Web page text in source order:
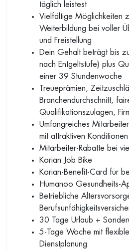
täglich leistest
Vielfältige Möglichkeiten
Weiterbildung bei voller
und Freistellung
Dein Gehalt beträgt bis
nach Entgeltstufe) plus
einer 39 Stundenwoche
Treueprämien,
Branchendurchschnitt,
Qualifikationszulagen,
Umfangreiches
mit attraktiven Konditionen
Mitarbeiter-Rabatte bei
Korian Job Bike
Korian-Benefit-Card für
Humanoo Gesundheits-
Betriebliche
30 Tage Urlaub +
5-Tage Woche mit
Dienstplanung